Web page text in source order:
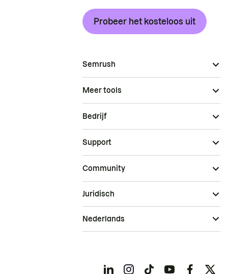
Probeer het kosteloos uit
Semrush
Meer tools
Bedrijf
Support
Community
Juridisch
Nederlands